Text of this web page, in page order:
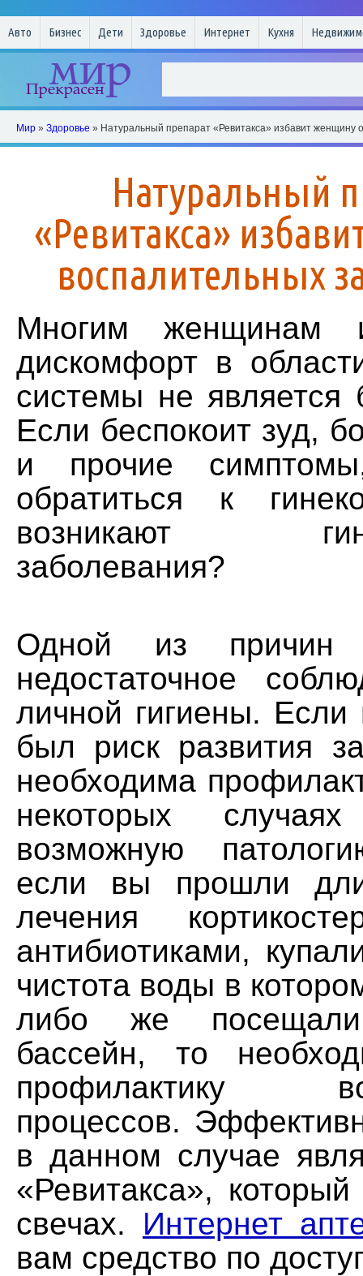
Авто Бизнес Дети Здоровье Интернет Кухня
Мир » Здоровье » Натуральный препарат «Ревитакса» избавит женщину
Натуральный
«Ревитакса»
воспалительных
Многим женщинам
дискомфорт в
системы не является
Если беспокоит зуд,
и прочие
обратиться к
возникают
заболевания?
Одной из причин
недостаточное
личной гигиены. Если
был риск развития
необходима
некоторых
возможную
если вы прошли
лечения
антибиотиками,
чистота воды в
либо же
бассейн, то
профилактику
процессов.
в данном случае
«Ревитакса»,
свечах. Интернет
вам средство по